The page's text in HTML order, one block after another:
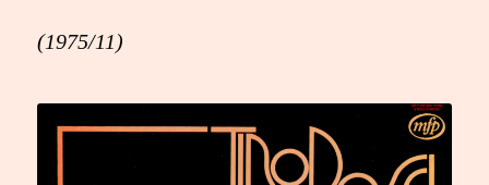
(1975/11)